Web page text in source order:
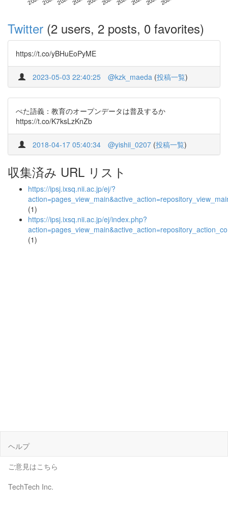
Twitter (2 users, 2 posts, 0 favorites)
https://t.co/yBHuEoPyME
2023-05-03 22:40:25 @kzk_maeda (投稿一覧)
ぺた語義：教育のオープンデータは普及するか
https://t.co/K7ksLzKnZb
2018-04-17 05:40:34 @yishii_0207 (投稿一覧)
収集済み URL リスト
https://ipsj.ixsq.nii.ac.jp/ej/?
(1)
https://ipsj.ixsq.nii.ac.jp/ej/index.php?
(1)
ヘルプ
ご意見はこちら
TechTech Inc.